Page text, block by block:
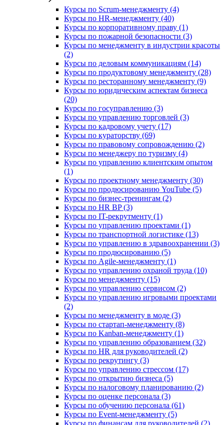
Курсы по Scrum-менеджменту (4)
Курсы по HR-менеджменту (40)
Курсы по корпоративному праву (1)
Курсы по пожарной безопасности (3)
Курсы по менеджменту в индустрии красоты
(2)
Курсы по деловым коммуникациям (14)
Курсы по продуктовому менеджменту (28)
Курсы по ресторанному менеджменту (9)
Курсы по юридическим аспектам бизнеса
(20)
Курсы по госуправлению (3)
Курсы по управлению торговлей (3)
Курсы по кадровому учету (17)
Курсы по кураторству (69)
Курсы по правовому сопровождению (2)
Курсы по менеджеру по туризму (4)
Курсы по управлению клиентским опытом
(1)
Курсы по проектному менеджменту (30)
Курсы по продюсированию YouTube (5)
Курсы по бизнес-тренингам (2)
Курсы по HR BP (3)
Курсы по IT-рекрутменту (1)
Курсы по управлению проектами (1)
Курсы по транспортной логистике (13)
Курсы по управлению в здравоохранении (3)
Курсы по продюсированию (5)
Курсы по Agile-менеджменту (1)
Курсы по управлению охраной труда (10)
Курсы по менеджменту (15)
Курсы по управлению сервисом (2)
Курсы по управлению игровыми проектами
(2)
Курсы по менеджменту в моде (3)
Курсы по стартап-менеджменту (8)
Курсы по Kanban-менеджменту (1)
Курсы по управлению образованием (32)
Курсы по HR для руководителей (2)
Курсы по рекрутингу (3)
Курсы по управлению стрессом (17)
Курсы по открытию бизнеса (5)
Курсы по налоговому планированию (2)
Курсы по оценке персонала (3)
Курсы по обучению персонала (61)
Курсы по Event-менеджменту (5)